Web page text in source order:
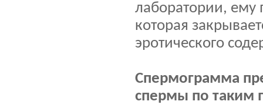
лаборатории, ему
которая
эротического
Спермограмма
спермы по таким